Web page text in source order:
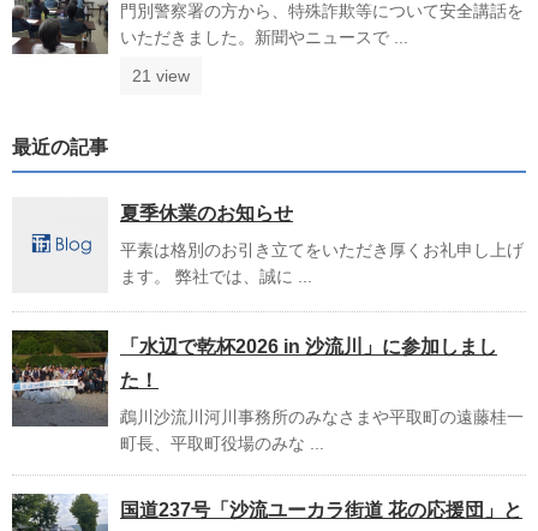
門別警察署の方から、特殊詐欺等について安全講話を
いただきました。新聞やニュースで ...
21 view
最近の記事
夏季休業のお知らせ
平素は格別のお引き立てをいただき厚くお礼申し上げ
ます。 弊社では、誠に ...
「水辺で乾杯2026 in 沙流川」に参加しまし
た！
鵡川沙流川河川事務所のみなさまや平取町の遠藤桂一
町長、平取町役場のみな ...
国道237号「沙流ユーカラ街道 花の応援団」と